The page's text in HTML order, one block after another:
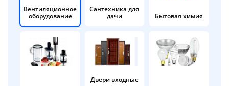
Вентиляционное
оборудование
Сантехника для
дачи
Бытовая химия
Двери входные
Подробнее
об оплате Плайтом